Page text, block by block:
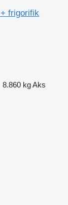
frigorifik
8.860 kgAks